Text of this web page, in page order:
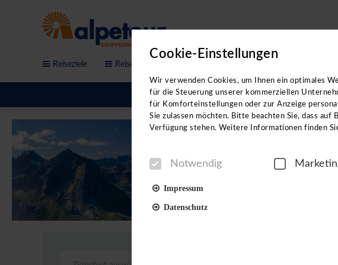
Reiseziele Reisethemen
Cookie-Einstellungen
Wir verwenden Cookies, um Ihnen ein optimales
für die Steuerung unserer kommerziellen
für Komforteinstellungen oder zur Anzeige
Sie zulassen möchten. Bitte beachten Sie, dass
Verfügung stehen. Weitere Informationen finden
Notwendig
Impressum
Datenschutz